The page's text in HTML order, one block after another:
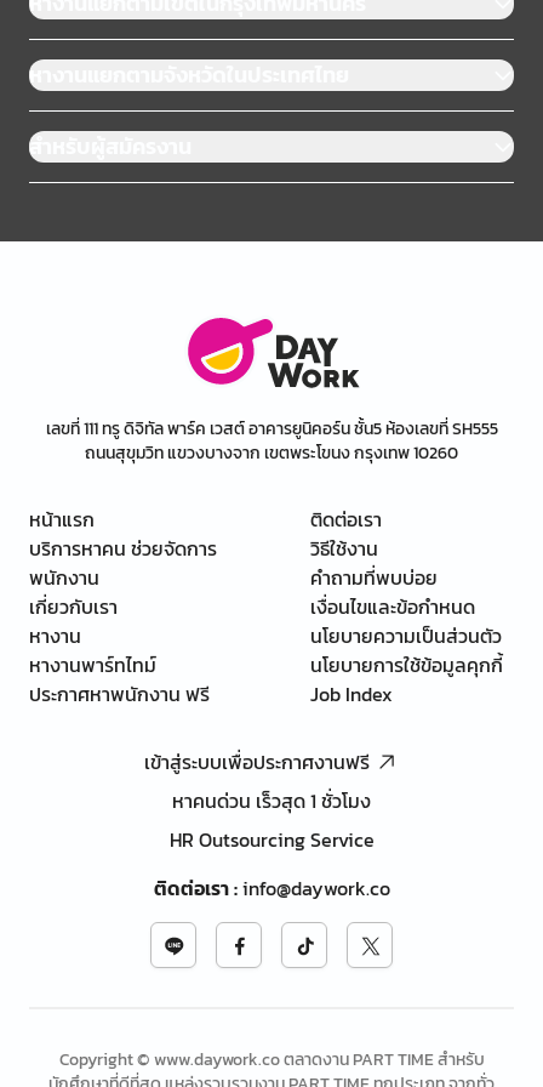
หางานแยกตามจังหวัดในประเทศไทย
สำหรับผู้สมัครงาน
เลขที่ 111 ทรู ดิจิทัล พาร์ค เวสต์ อาคารยูนิคอร์น ชั้น5 ห้องเลขที่ SH555
ถนนสุขุมวิท แขวงบางจาก เขตพระโขนง กรุงเทพ 10260
หน้าแรก
บริการหาคน ช่วยจัดการ
พนักงาน
เกี่ยวกับเรา
หางาน
หางานพาร์ทไทม์
ประกาศหาพนักงาน ฟรี
ติดต่อเรา
วิธีใช้งาน
คำถามที่พบบ่อย
เงื่อนไขและข้อกำหนด
นโยบายความเป็นส่วนตัว
นโยบายการใช้ข้อมูลคุกกี้
Job Index
เข้าสู่ระบบเพื่อประกาศงานฟรี
หาคนด่วน เร็วสุด 1 ชั่วโมง
HR Outsourcing Service
ติดต่อเรา:info@daywork.co
Copyright © www.daywork.co ตลาดงาน PART TIME สำหรับ